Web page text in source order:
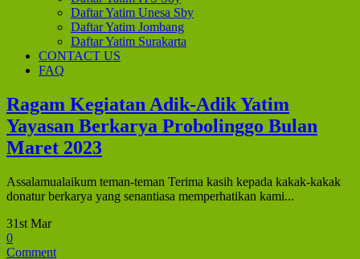
Daftar Yatim Unesa Sby
Daftar Yatim Jombang
Daftar Yatim Surakarta
CONTACT US
FAQ
Ragam Kegiatan Adik-Adik Yatim
Yayasan Berkarya Probolinggo Bulan
Maret 2023
Assalamualaikum teman-teman Terima kasih kepada kakak-kakak
donatur berkarya yang senantiasa memperhatikan kami...
31st Mar
0
Comment